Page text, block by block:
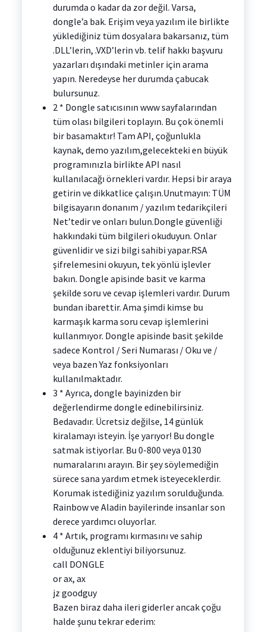
durumda o kadar da zor değil. Varsa,
dongle’a bak. Erişim veya yazılım ile birlikte
yüklediğiniz tüm dosyalara bakarsanız, tüm
.DLL’lerin, .VXD’lerin vb. telif hakkı başvuru
yazarları dışındaki metinler için arama
yapın. Neredeyse her durumda çabucak
bulursunuz.
2 * Dongle satıcısının www sayfalarından
tüm olası bilgileri toplayın. Bu çok önemli
bir basamaktır! Tam API, çoğunlukla
kaynak, demo yazılım,gelecekteki en büyük
programınızla birlikte API nasıl
kullanılacağı örnekleri vardır. Hepsi bir araya
getirin ve dikkatlice çalışın.Unutmayın: TÜM
bilgisayarın donanım / yazılım tedarikçileri
Net’tedir ve onları bulun.Dongle güvenliği
hakkındaki tüm bilgileri okuduyun. Onlar
güvenlidir ve sizi bilgi sahibi yapar.RSA
şifrelemesini okuyun, tek yönlü işlevler
bakın. Dongle apisinde basit ve karma
şekilde soru ve cevap işlemleri vardır. Durum
bundan ibarettir. Ama şimdi kimse bu
karmaşık karma soru cevap işlemlerini
kullanmıyor. Dongle apisinde basit şekilde
sadece Kontrol / Seri Numarası / Oku ve /
veya bazen Yaz fonksiyonları
kullanılmaktadır.
3 * Ayrıca, dongle bayinizden bir
değerlendirme dongle edinebilirsiniz.
Bedavadır. Ücretsiz değilse, 14 günlük
kiralamayı isteyin. İşe yarıyor! Bu dongle
satmak istiyorlar. Bu 0-800 veya 0130
numaralarını arayın. Bir şey söylemediğin
sürece sana yardım etmek isteyeceklerdir.
Korumak istediğiniz yazılım sorulduğunda.
Rainbow ve Aladin bayilerinde insanlar son
derece yardımcı oluyorlar.
4 * Artık, programı kırmasını ve sahip
olduğunuz eklentiyi biliyorsunuz.
call DONGLE
or ax, ax
jz goodguy
Bazen biraz daha ileri giderler ancak çoğu
halde şunu tekrar ederim: